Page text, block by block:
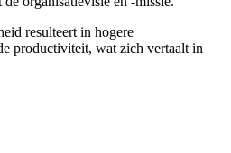
resulteert in hogere
productiviteit, wat zich vertaalt in